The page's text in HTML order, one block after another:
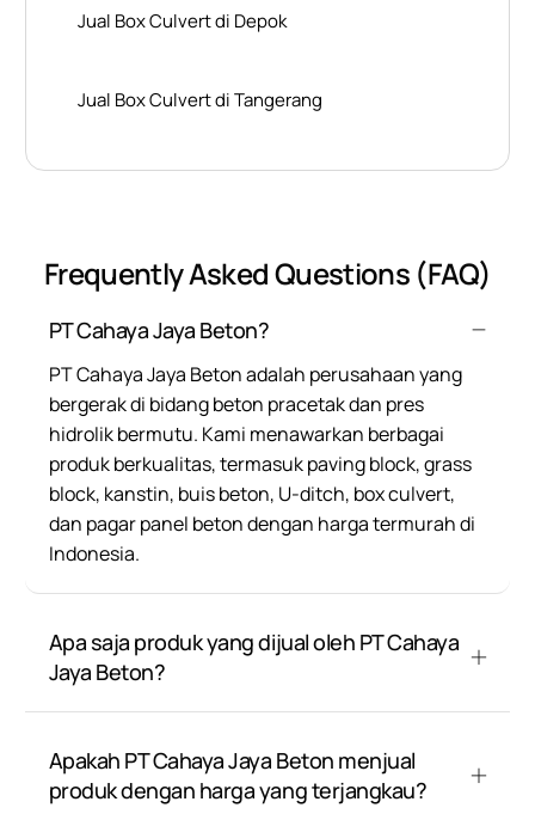
Jual Box Culvert di Depok
Jual Box Culvert di Tangerang
Frequently Asked Questions (FAQ)
PT Cahaya Jaya Beton?
PT Cahaya Jaya Beton adalah perusahaan yang
bergerak di bidang beton pracetak dan pres
hidrolik bermutu. Kami menawarkan berbagai
produk berkualitas, termasuk paving block, grass
block, kanstin, buis beton, U-ditch, box culvert,
dan pagar panel beton dengan harga termurah di
Indonesia.
Apa saja produk yang dijual oleh PT Cahaya
Jaya Beton?
Apakah PT Cahaya Jaya Beton menjual
produk dengan harga yang terjangkau?